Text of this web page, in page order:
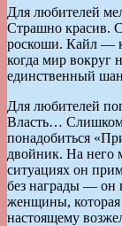
Для любителей
Страшно красив.
роскоши. Кайл —
когда мир вокруг
единственный
Для любителей
Власть…
понадобиться
двойник. На него
ситуациях он
без награды — он
женщины,
настоящему